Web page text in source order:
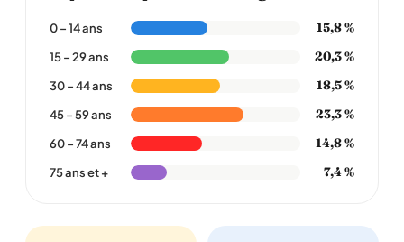
0 – 14 ans 15,8 %
15 – 29 ans 20,3 %
30 – 44 ans 18,5 %
45 – 59 ans 23,3 %
60 – 74 ans 14,8 %
75 ans et + 7,4 %